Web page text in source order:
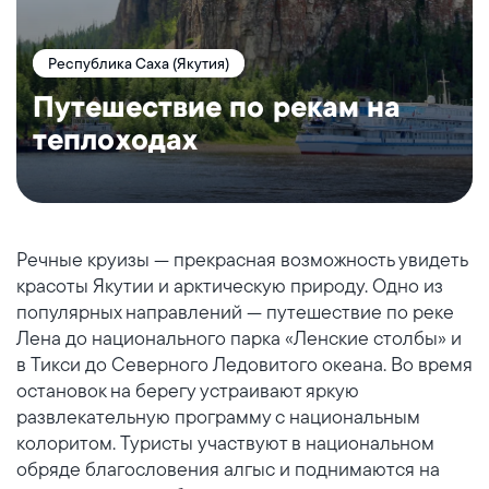
Республика Саха (Якутия)
Путешествие по рекам на
теплоходах
Речные круизы — прекрасная возможность увидеть
красоты Якутии и арктическую природу. Одно из
популярных направлений — путешествие по реке
Лена до национального парка «Ленские столбы» и
в Тикси до Северного Ледовитого океана. Во время
остановок на берегу устраивают яркую
развлекательную программу с национальным
колоритом. Туристы участвуют в национальном
обряде благословения алгыс и поднимаются на